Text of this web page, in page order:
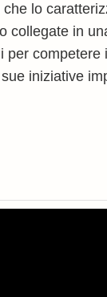
lo
collegate in
competere
iniziative